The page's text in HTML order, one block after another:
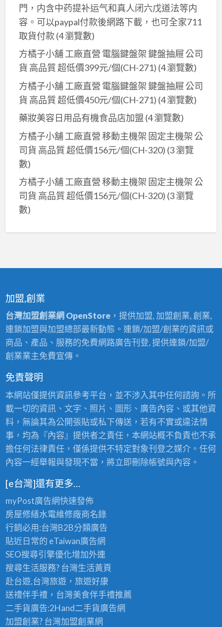
門，内含中药提补运气和真人闭六戊道法等内
容。可以paypal付款後網路下載，也可全家711
取貨付款 (4 瀏覽數)
方橘子小舖 工廠直營 電腦鍵盤架 鍵盤抽屜 公司
貨 高品質 超低價399元/個(CH-271) (4 瀏覽數)
方橘子小舖 工廠直營 電腦鍵盤架 鍵盤抽屜 公司
貨 高品質 超低價450元/個(CH-271) (4 瀏覽數)
藥妝美容日用品有機食品店加盟 (4 瀏覽數)
方橘子小舖 工廠直營 移動主機架 固定主機架 公
司貨 高品質 超低價156元/個(CH-320) (3 瀏覽
數)
方橘子小舖 工廠直營 移動主機架 固定主機架 公
司貨 高品質 超低價156元/個(CH-320) (3 瀏覽
數)
加盟,創業
台灣加盟創業網 OpenStore，提供加盟, 加盟創業, 創業,
連鎖加盟與加盟總部最新動態。連鎖/加盟/創業的資訊或
商品、產品、服務的免費網路廣告刊登, 提供連鎖/加盟/
創業業主免費宣傳。
免責聲明
本網站僅提供資訊參考平台，並不涉入其中任何諮詢。所
載一切的資訊、文字、照片、圖形、廣告內容、或其他資
料，無論其為公開張貼或私下傳送，若有不實或違法情
事，均為『內容』提供者之責任，本網站概不負責也不承
擔任何法律責任，僅係提供不特定對象刊登之媒介。任何
內容一經舉報與發現不當，將立即刪除帳號與內容。
[e台灣]還有更多…
myPost廣告網快速發佈
房屋修繕水電維修廠商名錄
行銷必用:台灣B2B分類廣告
貼近日常的 eTaiwan廣告網
SEO搜尋引擎優化增加外連
搜尋生活服務? 台灣生活黃頁
赴台遊,台灣旅遊，旅遊好康
送禮伴手禮，台灣美食伴手禮推薦
二手貨廣告:2Hand二手貨廣告網
加盟創業? 台灣加盟創業網